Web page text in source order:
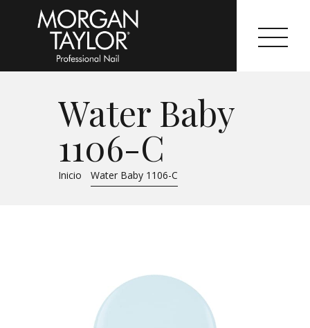
Water Baby
1106-C
Inicio Water Baby 1106-C
Morgan Taylor®
Sistemas Profesionales
Cartas de Color
Tutoriales
Contacto